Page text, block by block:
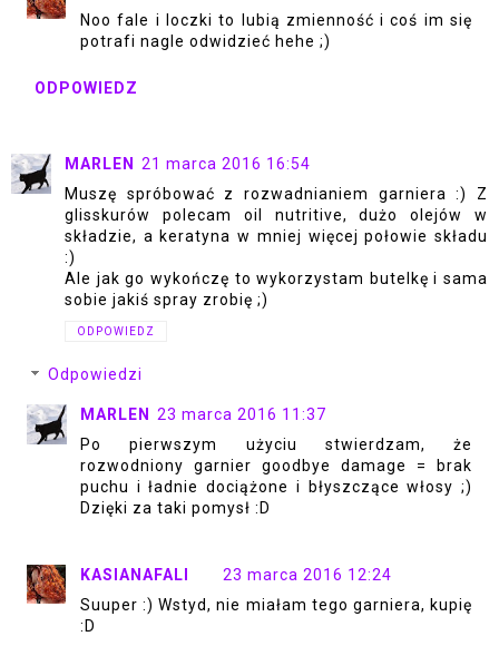
Noo fale i loczki to lubią zmienność i coś im się
potrafi nagle odwidzieć hehe ;)
ODPOWIEDZ
MARLEN
21 marca 2016 16:54
Muszę spróbować z rozwadnianiem garniera :) Z
glisskurów polecam oil nutritive, dużo olejów w
składzie, a keratyna w mniej więcej połowie składu
:)
Ale jak go wykończę to wykorzystam butelkę i sama
sobie jakiś spray zrobię ;)
ODPOWIEDZ
Odpowiedzi
MARLEN
23 marca 2016 11:37
Po pierwszym użyciu stwierdzam, że
rozwodniony garnier goodbye damage = brak
puchu i ładnie dociążone i błyszczące włosy ;)
Dzięki za taki pomysł :D
KASIANAFALI
23 marca 2016 12:24
Suuper :) Wstyd, nie miałam tego garniera, kupię
:D